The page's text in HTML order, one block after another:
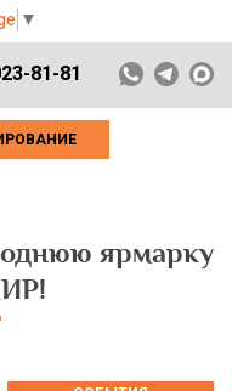
▼
81-81
ярмарку